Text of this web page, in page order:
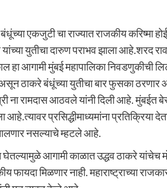
एकजुटी चा राज्यात राजकीय करिष्मा
युतीचा दारुण पराभव झाला आहे.शरद
हा आगामी मुंबई महापालिका निवडणुकीची
ठाकरे बंधूंच्या युतीचा बार फुसका ठरणार
ना रामदास आठवले यांनी दिली आहे. मुंबईत
प्रसिद्धीमाध्यमांना प्रतिक्रिया
चालणार नसल्याचे म्हटले आहे.
घेतल्यामुळे आगामी काळात उद्धव ठाकरे यांचेच
फायदा मिळणार नाही. महाराष्ट्राच्या